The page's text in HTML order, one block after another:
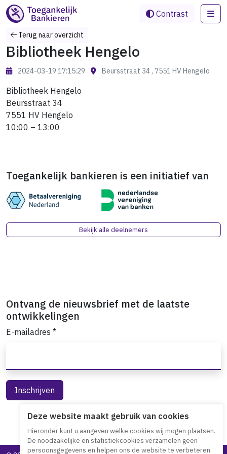
Contrast
Terug naar overzicht
Bibliotheek Hengelo
2024-03-19 17:15:29 Beursstraat 34 , 7551 HV Hengelo
Bibliotheek Hengelo
Beursstraat 34
7551 HV Hengelo
10:00 – 13:00
Toegankelijk bankieren is een initiatief van
Bekijk alle deelnemers
Ontvang de nieuwsbrief met de laatste
ontwikkelingen
E-mailadres *
Deze website maakt gebruik van cookies
Hieronder kunt u aangeven welke cookies wij mogen plaatsen.
De noodzakelijke en statistiekcookies verzamelen geen
persoonsgegevens en helpen ons de website te verbeteren.